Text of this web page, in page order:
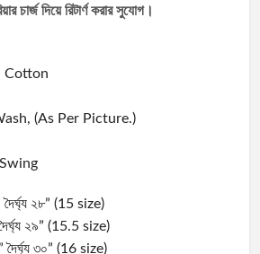
চার্জ দিয়ে রিটার্ণ করার সুযোগ।
Cotton
(As Per Picture.)
২৮” (15 size)
২৯” (15.5 size)
দৈর্ঘ্য ৩০” (16 size)